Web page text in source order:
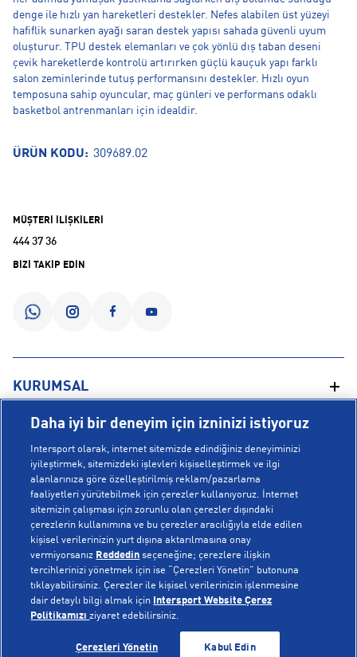
TÜKENDİ
denge ile hızlı yan hareketleri destekler. Nefes alabilen üst yüzeyi
hafiflik sunarken ayağı saran destek yapısı sahada güvenli uyum
oluşturur. TPU destek elemanları ve çok yönlü dış taban deseni
çevik hareketlerde kontrolü artırırken güçlü kauçuk yapı farklı
salon zeminlerinde tutuş performansını destekler. Hızlı oyun
temposuna sahip oyuncular, maç günleri ve performans odaklı
basketbol antrenmanları için idealdir.
ÜRÜN KODU: 309689.02
TÜKENDİ
MÜŞTERİ İLİŞKİLERİ
444 37 36
BİZİ TAKİP EDİN
KURUMSAL
Hakkımızda
Mağazalarımız
Bilgi Toplumu Hizmetleri
Gizlilik Politikası
İşlem Rehberi
Kampanyalar
Çerez Politikası
YARDIM
Sipariş Takibi
İptal & İade
Sıkça Sorulan Sorular
Yetkili Servis Listesi
Bize Ulaşın
POPÜLER KOLEKSİYONLAR
Voleybol Milli Takım Formaları
New Balance 408
Nike Initiator
© Copyright INTERSPORT 2026
Üyelik SözleşmesiGizlilikÇerezler
Daha iyi bir deneyim için izninizi istiyoruz
Intersport olarak, internet sitemizde edindiğiniz deneyiminizi
iyileştirmek, sitemizdeki işlevleri kişiselleştirmek ve ilgi
alanlarınıza göre özelleştirilmiş reklam/pazarlama
faaliyetleri yürütebilmek için çerezler kullanıyoruz. İnternet
sitemizin çalışması için zorunlu olan çerezler dışındaki
çerezlerin kullanımına ve bu çerezler aracılığıyla elde edilen
kişisel verilerinizin yurt dışına aktarılmasına onay
vermiyorsanız Reddedin seçeneğine; çerezlere ilişkin
tercihlerinizi yönetmek için ise “Çerezleri Yönetin” butonuna
tıklayabilirsiniz. Çerezler ile kişisel verilerinizin işlenmesine
dair detaylı bilgi almak için
Intersport Website Çerez
Politikamızıziyaret edebilirsiniz.
Çerezleri Yönetin Kabul Edin